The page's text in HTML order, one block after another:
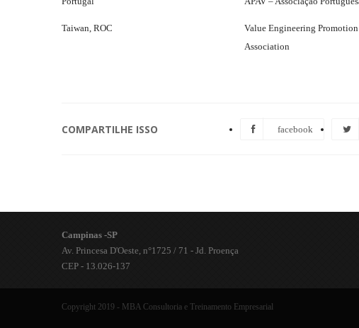
Taiwan, ROC
Value Engineering
Association
COMPARTILHE ISSO facebook
Campinas -SP
Av. Princesa D'Oeste, n°1725 / 71 - Jd. Proença
CEP - 13.026-137
Copyright 2019 - MBA Consultoria e Treinamento Empresarial